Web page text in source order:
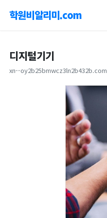
학원비알리미.com
디지털기기
xn--oy2b25bmwcz3ln2b432b.com